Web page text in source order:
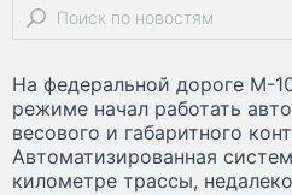
На федеральной дороге М-
режиме начал работать
весового и габаритного
Автоматизированная
километре трассы,